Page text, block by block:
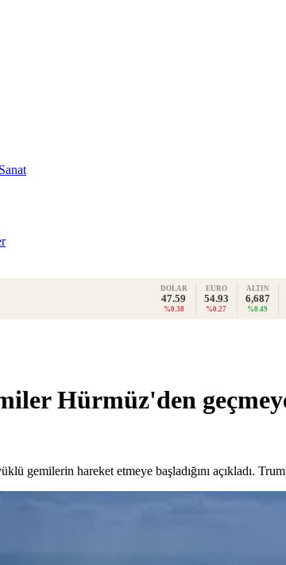
DOLAR
47.59
%0.38
EURO
54.93
%0.27
ALTIN
6,687
%0.49
Hürmüz'den
gemilerin hareket etmeye başladığını açıkladı.